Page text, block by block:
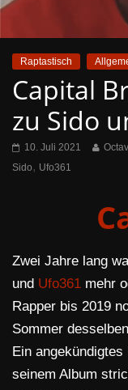
Raptastisch
Capital
zu Sido
10. Juli 2021
Sido, Ufo361
Zwei Jahre lang
und Ufo361 mehr
Rapper bis 2019
Sommer
Ein
seinem Album